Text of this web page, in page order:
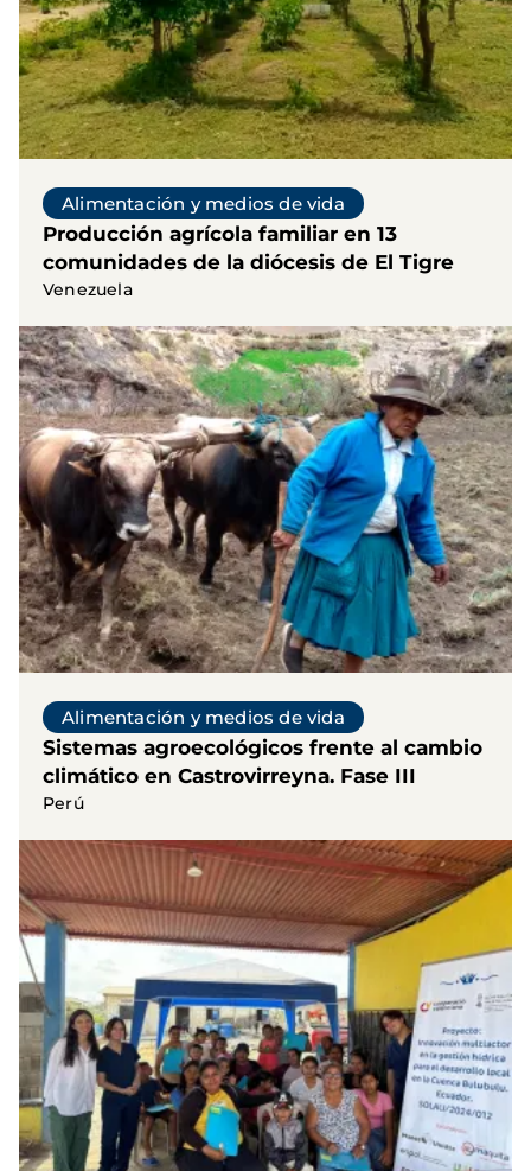
Alimentación y medios de vida
Producción agrícola familiar en 13
comunidades de la diócesis de El Tigre
Venezuela
Alimentación y medios de vida
Sistemas agroecológicos frente al cambio
climático en Castrovirreyna. Fase III
Perú